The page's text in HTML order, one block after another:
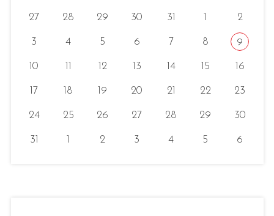
27 28 29 30 31 2
3 4 5 6 7 8 9
10 12 13 14 15 16
17 18 19 20 21 22 23
24 25 26 27 28 29 30
31 2 3 4 5 6